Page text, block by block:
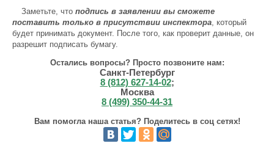
Заметьте, что подпись в заявлении вы сможете
поставить только в присутствии инспектора, который
будет принимать документ. После того, как проверит данные, он
разрешит подписать бумагу.
Остались вопросы? Просто позвоните нам:
Санкт-Петербург
8 (812) 627-14-02;
Москва
8 (499) 350-44-31
Вам помогла наша статья? Поделитесь в соц сетях!